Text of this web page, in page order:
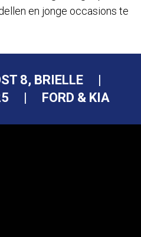
en jonge occasions te
8, BRIELLE |
| FORD & KIA